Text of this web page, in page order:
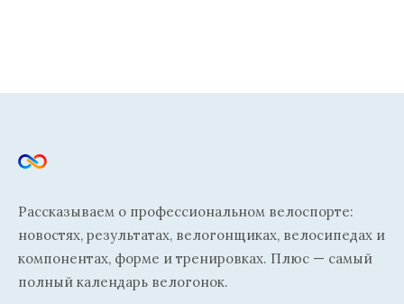
Рассказываем о профессиональном велоспорте:
новостях, результатах, велогонщиках, велосипедах и
компонентах, форме и тренировках. Плюс — самый
полный календарь велогонок.